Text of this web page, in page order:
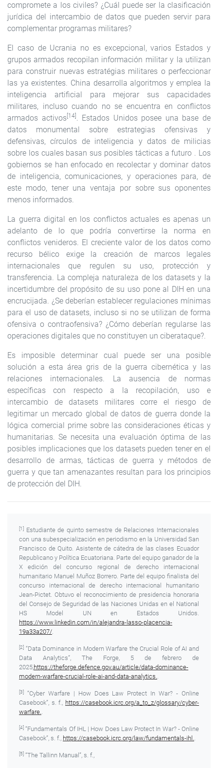
compromete a los civiles? ¿Cuál puede ser la clasificación
jurídica del intercambio de datos que pueden servir para
complementar programas militares?
El caso de Ucrania no es excepcional, varios Estados y
grupos armados recopilan información militar y la utilizan
para construir nuevas estratégias militares o perfeccionar
las ya existentes. China desarrolla algoritmos y emplea la
inteligencia artificial para mejorar sus capacidades
militares, incluso cuando no se encuentra en conflictos
armados activos [14] . Estados Unidos posee una base de
datos monumental sobre estrategias ofensivas y
defensivas, círculos de inteligencia y datos de milicias
sobre los cuales basan sus posibles tácticas a futuro . Los
gobiernos se han enfocado en recolectar y dominar datos
de inteligencia, comunicaciones, y operaciones para, de
este modo, tener una ventaja por sobre sus oponentes
menos informados.
La guerra digital en los conflictos actuales es apenas un
adelanto de lo que podría convertirse la norma en
conflictos venideros. El creciente valor de los datos como
recurso bélico exige la creación de marcos legales
internacionales que regulen su uso, protección y
transferencia. La compleja naturaleza de los datasets y la
incertidumbre del propósito de su uso pone al DIH en una
encrucijada. ¿Se deberían establecer regulaciones mínimas
para el uso de datasets, incluso si no se utilizan de forma
ofensiva o contraofensiva? ¿Cómo deberían regularse las
operaciones digitales que no constituyen un ciberataque?.
Es imposible determinar cual puede ser una posible
solución a esta área gris de la guerra cibernética y las
relaciones internacionales. La ausencia de normas
específicas con respecto a la recopilación, uso e
intercambio de datasets militares corre el riesgo de
legitimar un mercado global de datos de guerra donde la
lógica comercial prime sobre las consideraciones éticas y
humanitarias. Se necesita una evaluación óptima de las
posibles implicaciones que los datasets pueden tener en el
desarrollo de armas, tácticas de guerra y métodos de
guerra y que tan amenazantes resultan para los principios
de protección del DIH.
[1]
Estudiante de quinto semestre de Relaciones Internacionales
con una subespecialización en periodismo en la Universidad San
Francisco de Quito. Asistente de cátedra de las clases Ecuador
Republicano y Política Ecuatoriana. Parte del equipo ganador de la
X edición del concurso regional de derecho internacional
humanitario Manuel Muñoz Borrero. Parte del equipo finalista del
concurso internacional de derecho internacional humanitario
Jean-Pictet. Obtuvo el reconocimiento de presidencia honoraria
del Consejo de Seguridad de las Naciones Unidas en el National
HS Model UN en Estados Unidos.
https://www.linkedin.com/in/alejandra-lasso-placencia-
19a33a207/.
[2] “Data Dominance in Modern Warfare the Crucial Role of AI and
Data Analytics”, The Forge, 5 de febrero de
2025,https://theforge.defence.gov.au/article/data-dominance-
modern-warfare-crucial-role-ai-and-data-analytics..
[3]
“Cyber Warfare | How Does Law Protect In War? - Online
Casebook”, s. f., https://casebook.icrc.org/a_to_z/glossary/cyber-
warfare..
[4] “Fundamentals Of IHL | How Does Law Protect In War? - Online
Casebook”, s. f., https://casebook.icrc.org/law/fundamentals-ihl..
[5] “The Tallinn Manual”, s. f.,